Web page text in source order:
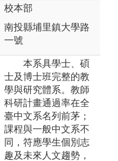
校本部
南投縣埔里鎮大學路
一號
本系具學士、碩
士及博士班完整的教
學與研究體系。教師
科研計畫通過率在全
臺中文系名列前茅；
課程與一般中文系不
同，符應學生個別志
趣及未來人文趨勢，